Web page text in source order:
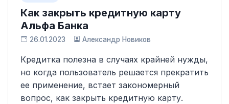
Как закрыть кредитную карту
Альфа Банка
26.01.2023 Александр Новиков
Кредитка полезна в случаях крайней нужды,
но когда пользователь решается прекратить
ее применение, встает закономерный
вопрос, как закрыть кредитную карту.